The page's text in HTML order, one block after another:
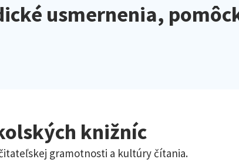
usmernenia,
knižníc
gramotnosti a kultúry čítania.